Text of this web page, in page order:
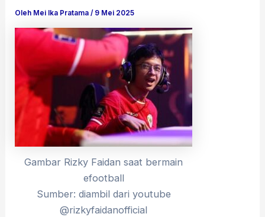
Oleh Mei Ika Pratama/ 9 Mei 2025
Gambar Rizky Faidan saat bermain
efootball
Sumber: diambil dari youtube
@rizkyfaidanofficial